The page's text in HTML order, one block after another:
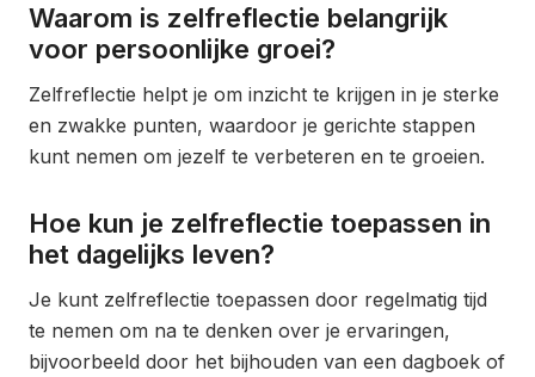
Waarom is zelfreflectie belangrijk
voor persoonlijke groei?
Zelfreflectie helpt je om inzicht te krijgen in je sterke
en zwakke punten, waardoor je gerichte stappen
kunt nemen om jezelf te verbeteren en te groeien.
Hoe kun je zelfreflectie toepassen in
het dagelijks leven?
Je kunt zelfreflectie toepassen door regelmatig tijd
te nemen om na te denken over je ervaringen,
bijvoorbeeld door het bijhouden van een dagboek of